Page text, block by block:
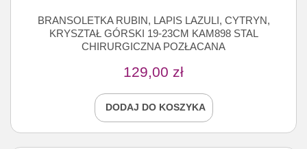
BRANSOLETKA RUBIN, LAPIS LAZULI, CYTRYN,
KRYSZTAŁ GÓRSKI 19-23CM KAM898 STAL
CHIRURGICZNA POZŁACANA
129,00 zł
DODAJ DO KOSZYKA